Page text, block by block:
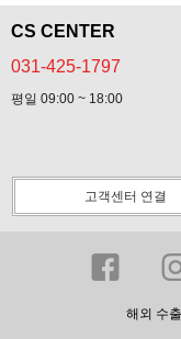
CS CENTER
031-425-1797
평일 09:00 ~ 18:00
고객센터 연결
해외 수